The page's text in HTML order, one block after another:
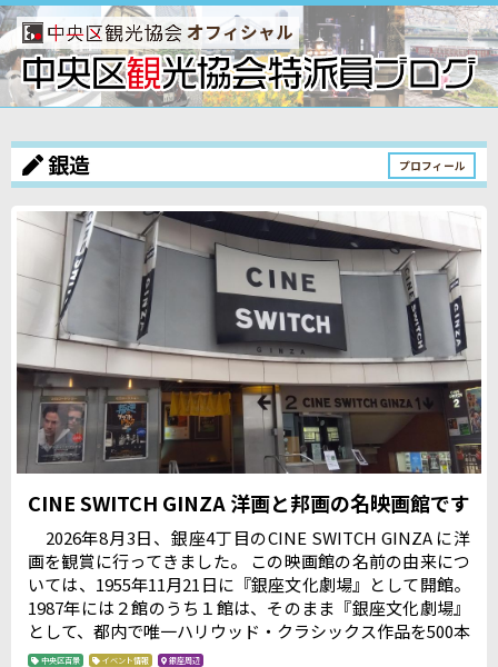
オフィシャル
銀造 プロフィール
CINE SWITCH GINZA 洋画と邦画の名映画館です
2026年8月3日、銀座4丁目のCINE SWITCH GINZA に洋
画を観賞に行ってきました。 この映画館の名前の由来につ
いては、1955年11月21日に『銀座文化劇場』として開館。
1987年には２館のうち１館は、そのまま『銀座文化劇場』
として、都内で唯一ハリウッド・クラシックス作品を500本
以上提供し続け、もう１館は各国から選りすぐった洋画と
中央区百景 イベント情報 銀座周辺